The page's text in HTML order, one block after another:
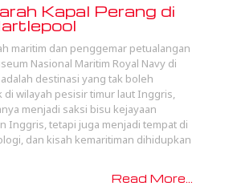
Kapal Perang di
maritim dan penggemar petualangan
Nasional Maritim Royal Navy di
destinasi yang tak boleh
di wilayah pesisir timur laut Inggris,
menjadi saksi bisu kejayaan
Inggris, tetapi juga menjadi tempat di
dan kisah kemaritiman dihidupkan
Read More...